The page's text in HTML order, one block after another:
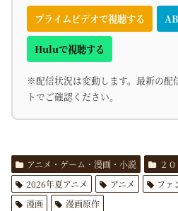
プライムビデオで視聴する
Huluで視聴する
※配信状況は変動します。最新の配
トでご確認ください。
アニメ・ゲーム・漫画・小説
２
2026年夏アニメ
アニメ ファ
漫画
漫画原作